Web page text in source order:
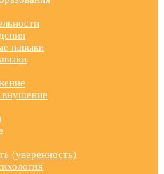
навыки
(уверенность)